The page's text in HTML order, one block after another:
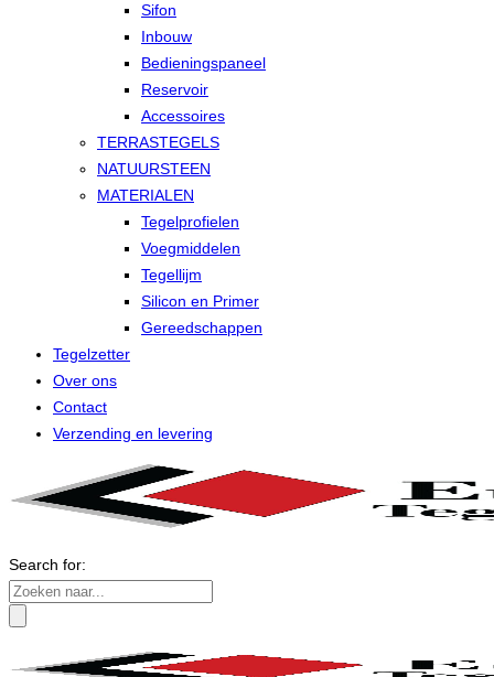
Sifon
Inbouw
Bedieningspaneel
Reservoir
Accessoires
TERRASTEGELS
NATUURSTEEN
MATERIALEN
Tegelprofielen
Voegmiddelen
Tegellijm
Silicon en Primer
Gereedschappen
Tegelzetter
Over ons
Contact
Verzending en levering
Search for: